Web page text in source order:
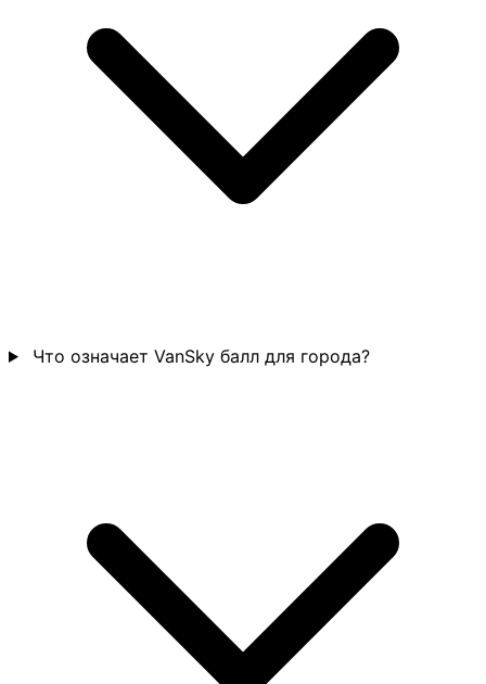
Что означает VanSky балл для города?